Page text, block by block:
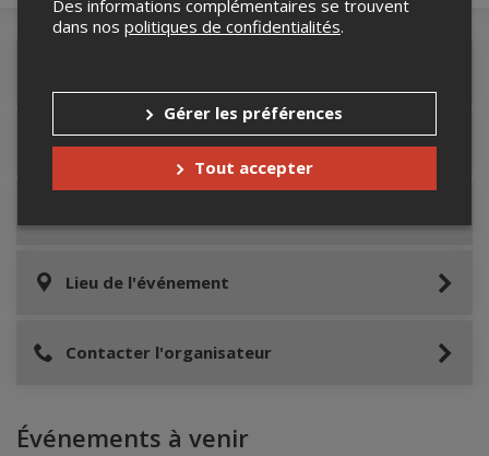
Accès au site de l'événement
Lieu de l'événement
Contacter l'organisateur
Événements à venir
Des informations complémentaires se trouvent
dans nos politiques de confidentialités.
Gérer les préférences
Tout accepter